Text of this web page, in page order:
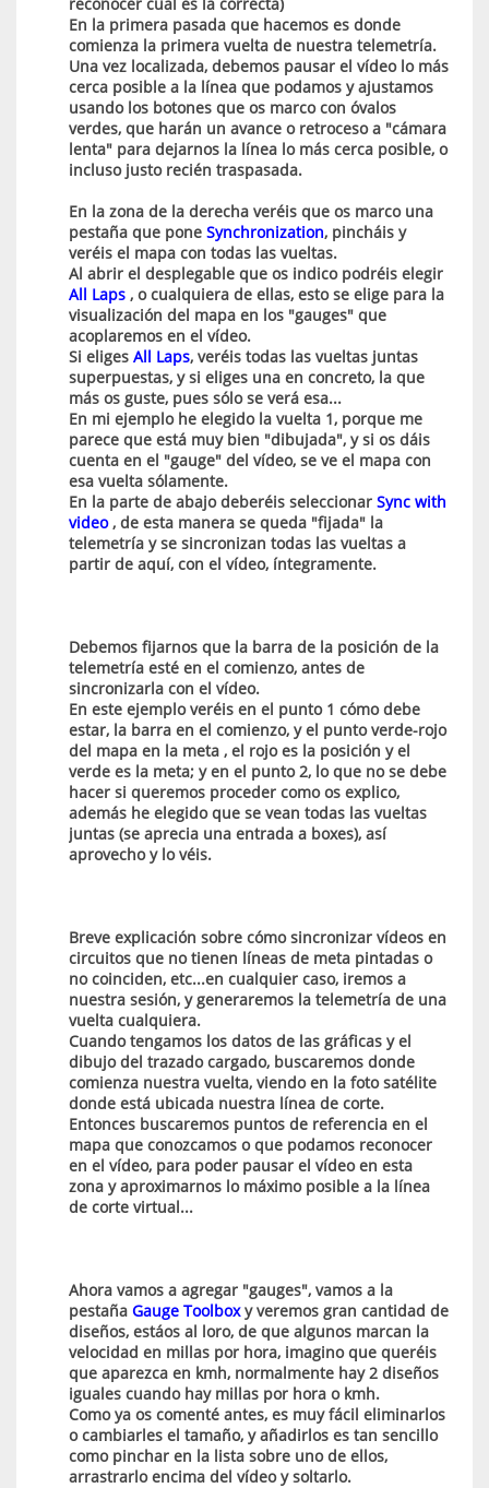
En la primera pasada que hacemos es donde
comienza la primera vuelta de nuestra telemetría.
Una vez localizada, debemos pausar el vídeo lo más
cerca posible a la línea que podamos y ajustamos
usando los botones que os marco con óvalos
verdes, que harán un avance o retroceso a "cámara
lenta" para dejarnos la línea lo más cerca posible, o
incluso justo recién traspasada.
En la zona de la derecha veréis que os marco una
pestaña que pone Synchronization, pincháis y
veréis el mapa con todas las vueltas.
Al abrir el desplegable que os indico podréis elegir
All Laps , o cualquiera de ellas, esto se elige para la
visualización del mapa en los "gauges" que
acoplaremos en el vídeo.
Si eliges All Laps, veréis todas las vueltas juntas
superpuestas, y si eliges una en concreto, la que
más os guste, pues sólo se verá esa...
En mi ejemplo he elegido la vuelta 1, porque me
parece que está muy bien "dibujada", y si os dáis
cuenta en el "gauge" del vídeo, se ve el mapa con
esa vuelta sólamente.
En la parte de abajo deberéis seleccionar Sync with
video, de esta manera se queda "fijada" la
telemetría y se sincronizan todas las vueltas a
partir de aquí, con el vídeo, íntegramente.
Debemos fijarnos que la barra de la posición de la
telemetría esté en el comienzo, antes de
sincronizarla con el vídeo.
En este ejemplo veréis en el punto 1 cómo debe
estar, la barra en el comienzo, y el punto verde-rojo
del mapa en la meta , el rojo es la posición y el
verde es la meta; y en el punto 2, lo que no se debe
hacer si queremos proceder como os explico,
además he elegido que se vean todas las vueltas
juntas (se aprecia una entrada a boxes), así
aprovecho y lo véis.
Breve explicación sobre cómo sincronizar vídeos en
circuitos que no tienen líneas de meta pintadas o
no coinciden, etc...en cualquier caso, iremos a
nuestra sesión, y generaremos la telemetría de una
vuelta cualquiera.
Cuando tengamos los datos de las gráficas y el
dibujo del trazado cargado, buscaremos donde
comienza nuestra vuelta, viendo en la foto satélite
donde está ubicada nuestra línea de corte.
Entonces buscaremos puntos de referencia en el
mapa que conozcamos o que podamos reconocer
en el vídeo, para poder pausar el vídeo en esta
zona y aproximarnos lo máximo posible a la línea
de corte virtual...
Ahora vamos a agregar "gauges", vamos a la
pestaña Gauge Toolboxy veremos gran cantidad de
diseños, estáos al loro, de que algunos marcan la
velocidad en millas por hora, imagino que queréis
que aparezca en kmh, normalmente hay 2 diseños
iguales cuando hay millas por hora o kmh.
Como ya os comenté antes, es muy fácil eliminarlos
o cambiarles el tamaño, y añadirlos es tan sencillo
como pinchar en la lista sobre uno de ellos,
arrastrarlo encima del vídeo y soltarlo.